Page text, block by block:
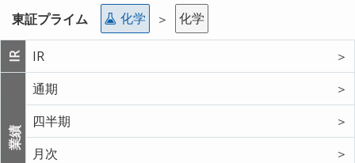
東証プライム 化学 ＞ 化学
IR IR ＞
業績
通期
＞
四半期
＞
月次
＞